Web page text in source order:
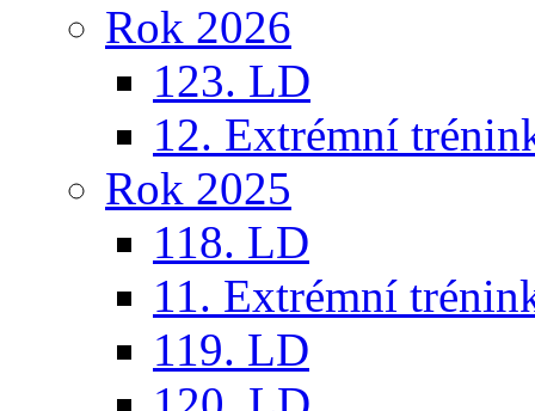
Rok 2026
123. LD
12. Extrémní
Rok 2025
118. LD
11. Extrémní
119. LD